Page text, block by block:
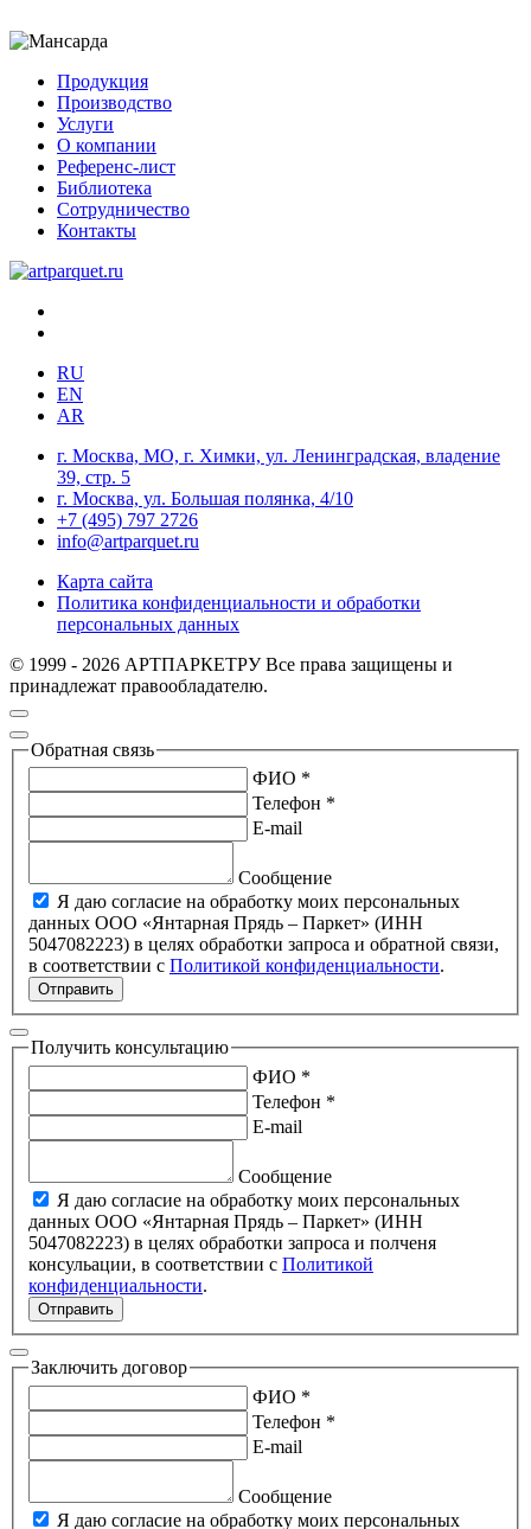
Продукция
Производство
Услуги
О компании
Референс-лист
Библиотека
Сотрудничество
Контакты
RU
EN
AR
г. Москва, МО, г. Химки, ул. Ленинградская, владение
39, стр. 5
г. Москва, ул. Большая полянка, 4/10
+7 (495) 797 2726
info@artparquet.ru
Карта сайта
Политика конфиденциальности и обработки
персональных данных
© 1999 - 2026 АРТПАРКЕТРУ Все права защищены и
принадлежат правообладателю.
Обратная связь
ФИО *
Телефон *
E-mail
Сообщение
Я даю согласие на обработку моих персональных
данных ООО «Янтарная Прядь – Паркет» (ИНН
5047082223) в целях обработки запроса и обратной связи,
в соответствии с Политикой конфиденциальности.
Отправить
Получить консультацию
ФИО *
Телефон *
E-mail
Сообщение
Я даю согласие на обработку моих персональных
данных ООО «Янтарная Прядь – Паркет» (ИНН
5047082223) в целях обработки запроса и полченя
консульации, в соответствии с Политикой
конфиденциальности.
Отправить
Заключить договор
ФИО *
Телефон *
E-mail
Сообщение
Я даю согласие на обработку моих персональных